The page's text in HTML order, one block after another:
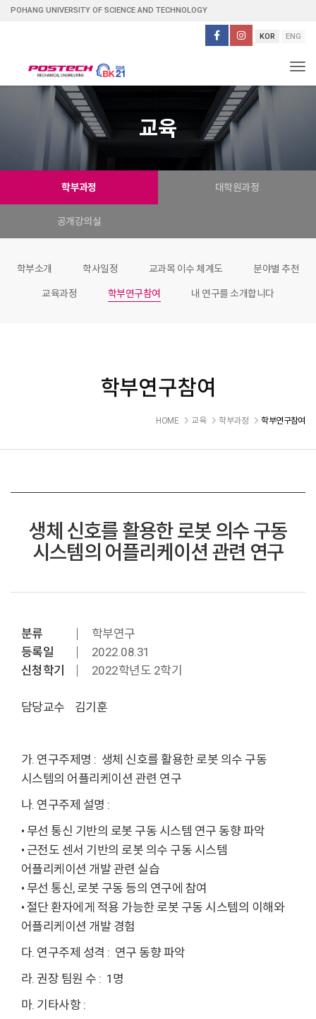
POHANG UNIVERSITY OF SCIENCE AND TECHNOLOGY
KOR ENG
교육
학부과정
학부소개 학사일정 교과목 이수 체계도 분야별 추천
교육과정 학부연구참여 내 연구를 소개합니다
대학원과정
공개강의실
학부연구참여
HOME 교육 학부과정 학부연구참여
생체 신호를 활용한 로봇 의수 구동
시스템의 어플리케이션 관련 연구
분류
학부연구
등록일
2022.08.31
신청학기
2022학년도 2학기
담당교수 김기훈
가. 연구주제명 : 생체 신호를 활용한 로봇 의수 구동
시스템의 어플리케이션 관련 연구
나. 연구주제 설명 :
• 무선 통신 기반의 로봇 구동 시스템 연구 동향 파악
• 근전도 센서 기반의 로봇 의수 구동 시스템
어플리케이션 개발 관련 실습
• 무선 통신, 로봇 구동 등의 연구에 참여
• 절단 환자에게 적용 가능한 로봇 구동 시스템의 이해와
어플리케이션 개발 경험
다. 연구주제 성격 : 연구 동향 파악
라. 권장 팀원 수 : 1명
마. 기타사항 :